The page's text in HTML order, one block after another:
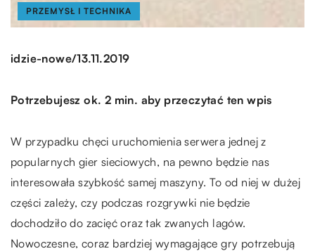
PRZEMYSŁ I TECHNIKA
idzie-nowe/13.11.2019
Potrzebujesz ok. 2 min. aby przeczytać ten wpis
W przypadku chęci uruchomienia serwera jednej z
popularnych gier sieciowych, na pewno będzie nas
interesowała szybkość samej maszyny. To od niej w dużej
części zależy, czy podczas rozgrywki nie będzie
dochodziło do zacięć oraz tak zwanych lagów.
Nowoczesne, coraz bardziej wymagające gry potrzebują